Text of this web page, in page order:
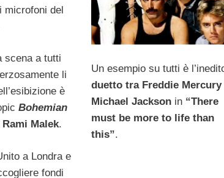
microfoni del
scena a tutti
li
è
Bohemian
Rami Malek.
a Londra e
fondi
Un esempio su tutti è
duetto tra Freddie Mercury
Michael Jackson in “There
must be more to life than
this”.